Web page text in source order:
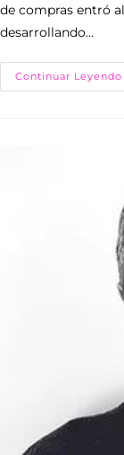
de compras entró
desarrollando…
Continuar Leyendo